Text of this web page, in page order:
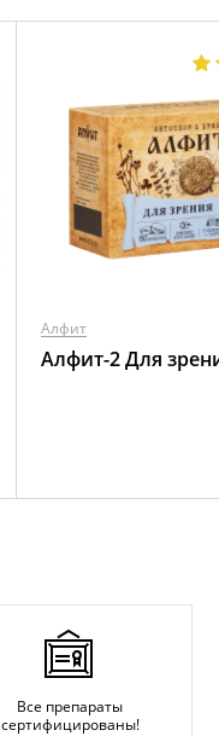
Алфит
Алфит-2 Для
Все препараты
сертифицированы!